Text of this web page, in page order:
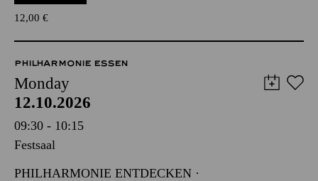
12,00 €
PHILHARMONIE ESSEN
Monday
12.10.2026
09:30 - 10:15
Festsaal
PHILHARMONIE ENTDECKEN ·